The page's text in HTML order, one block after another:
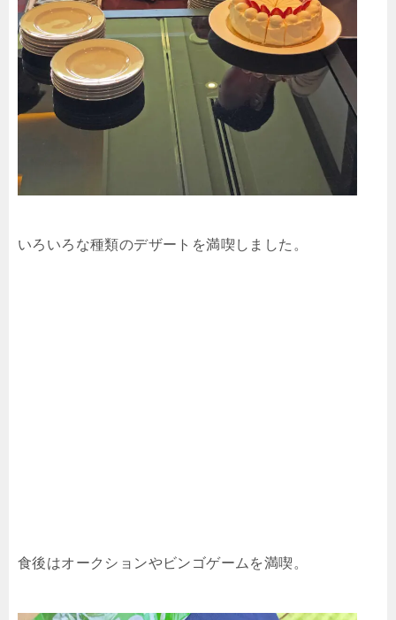
いろいろな種類のデザートを満喫しました。
食後はオークションやビンゴゲームを満喫。